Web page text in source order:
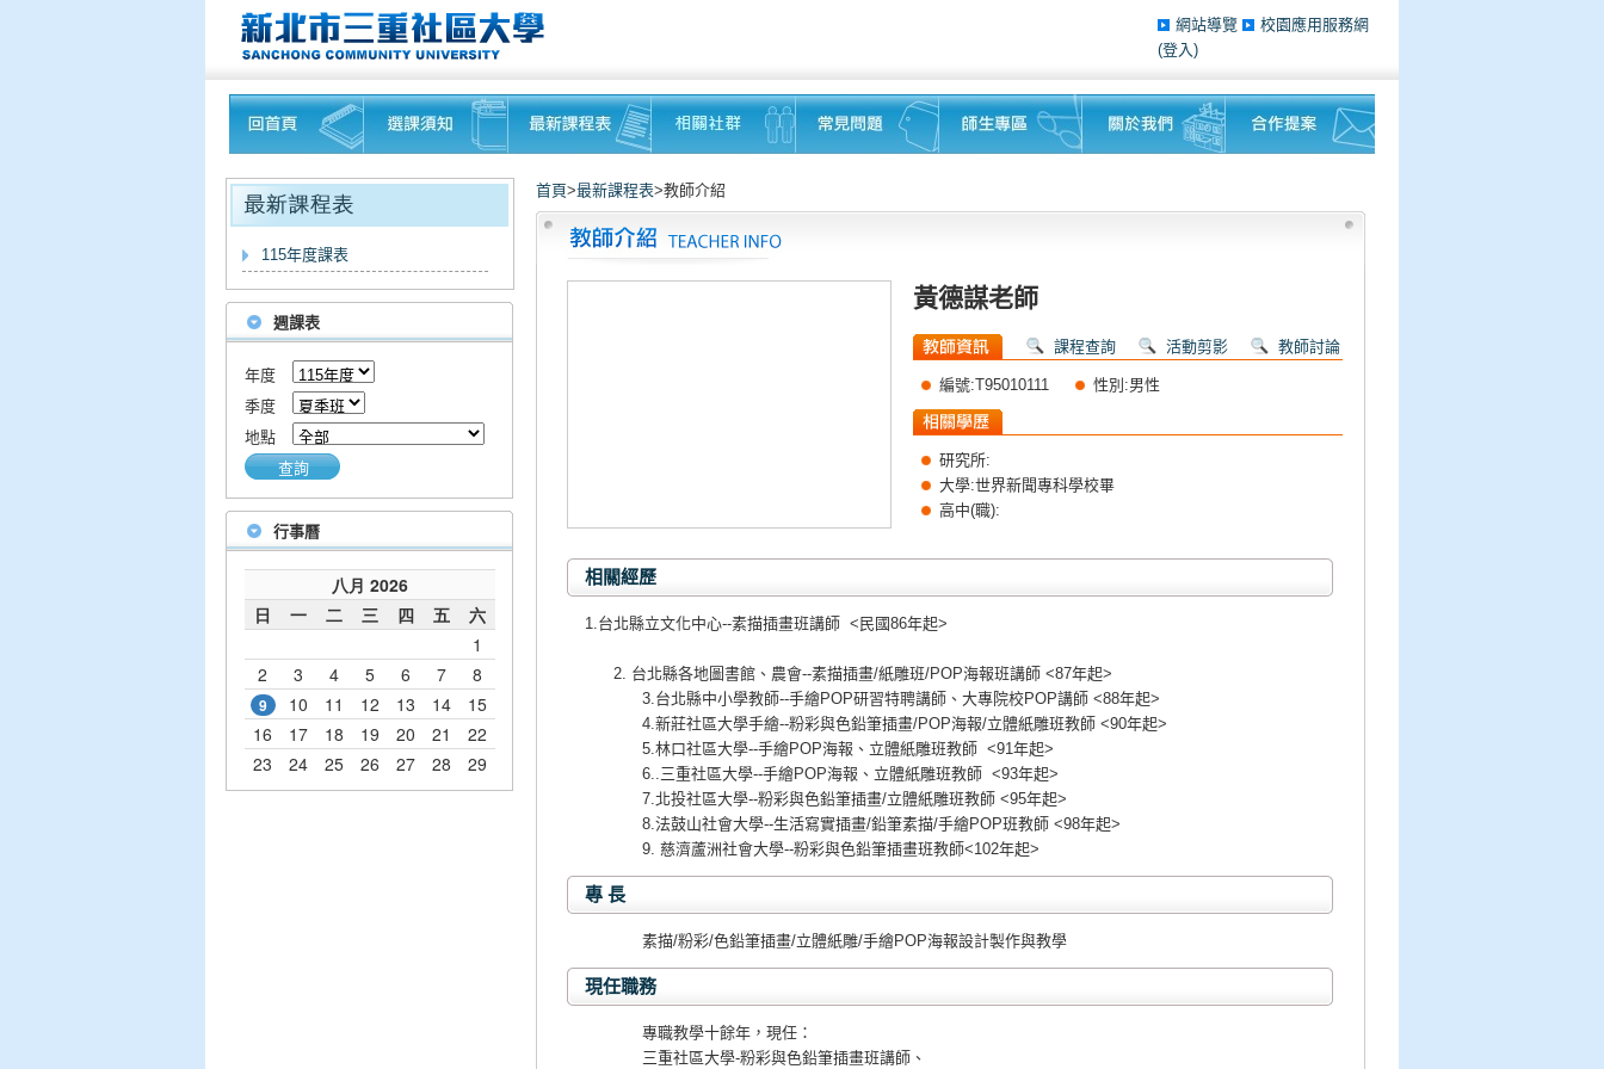
網站導覽
校園應用服務網
(登入)
115年度課表
週課表
年度
季度
地點
查詢
行事曆
首頁>最新課程表>教師介紹
黃德謀老師
課程查詢 活動剪影
教師討論
編號:T95010111 性別:男性
研究所:
大學:世界新聞專科學校畢
高中(職):
相關經歷
1.台北縣立文化中心--素描插畫班講師 <民國86年起>
2. 台北縣各地圖書館、農會--素描插畫/紙雕班/POP海報班講師 <87年起>
3.台北縣中小學教師--手繪POP研習特聘講師、大專院校POP講師 <88年起>
4.新莊社區大學手繪--粉彩與色鉛筆插畫/POP海報/立體紙雕班教師 <90年起>
5.林口社區大學--手繪POP海報、立體紙雕班教師 <91年起>
6..三重社區大學--手繪POP海報、立體紙雕班教師 <93年起>
7.北投社區大學--粉彩與色鉛筆插畫/立體紙雕班教師 <95年起>
8.法鼓山社會大學--生活寫實插畫/鉛筆素描/手繪POP班教師 <98年起>
9. 慈濟蘆洲社會大學--粉彩與色鉛筆插畫班教師<102年起>
專 長
素描/粉彩/色鉛筆插畫/立體紙雕/手繪POP海報設計製作與教學
現任職務
專職教學十餘年，現任：
三重社區大學-粉彩與色鉛筆插畫班講師、